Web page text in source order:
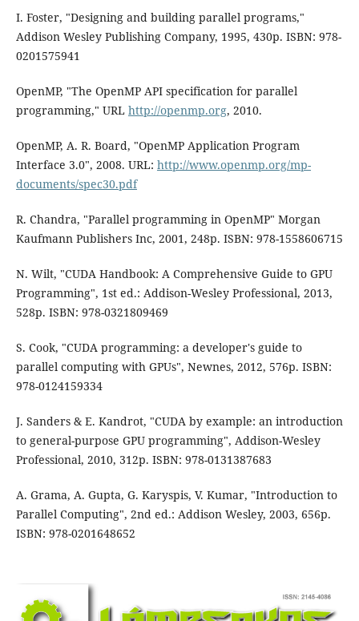
I. Foster, "Designing and building parallel programs,"
Addison Wesley Publishing Company, 1995, 430p. ISBN: 978-
0201575941
OpenMP, "The OpenMP API specification for parallel
programming," URL http://openmp.org, 2010.
OpenMP, A. R. Board, "OpenMP Application Program
Interface 3.0", 2008. URL: http://www.openmp.org/mp-
documents/spec30.pdf
R. Chandra, "Parallel programming in OpenMP" Morgan
Kaufmann Publishers Inc, 2001, 248p. ISBN: 978-1558606715
N. Wilt, "CUDA Handbook: A Comprehensive Guide to GPU
Programming", 1st ed.: Addison-Wesley Professional, 2013,
528p. ISBN: 978-0321809469
S. Cook, "CUDA programming: a developer's guide to
parallel computing with GPUs", Newnes, 2012, 576p. ISBN:
978-0124159334
J. Sanders & E. Kandrot, "CUDA by example: an introduction
to general-purpose GPU programming", Addison-Wesley
Professional, 2010, 312p. ISBN: 978-0131387683
A. Grama, A. Gupta, G. Karyspis, V. Kumar, "Introduction to
Parallel Computing", 2nd ed.: Addison Wesley, 2003, 656p.
ISBN: 978-0201648652